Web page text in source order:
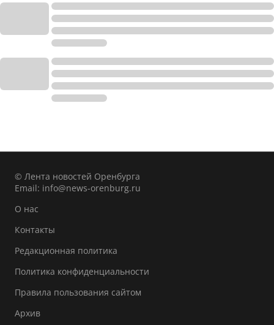
© Лента новостей Оренбурга
Email: info@news-orenburg.ru
О нас
Контакты
Редакционная политика
Политика конфиденциальности
Правила пользования сайтом
Архив